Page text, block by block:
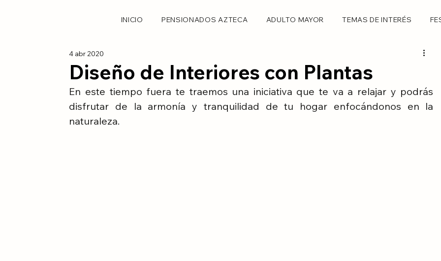
INICIO PENSIONADOS AZTECA ADULTO MAYOR TEMAS DE INTERÉS
Diseño de Interiores con Plantas
4 abr 2020
En este tiempo fuera te traemos una iniciativa que te va a relajar y podrás
disfrutar de la armonía y tranquilidad de tu hogar enfocándonos en la
naturaleza.